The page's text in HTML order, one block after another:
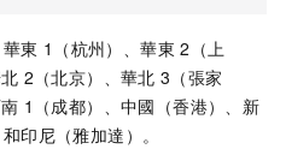
東 1（杭州）、華東 2（上
2（北京）、華北 3（張家
1（成都）、中國（香港）、新
印尼（雅加達）。